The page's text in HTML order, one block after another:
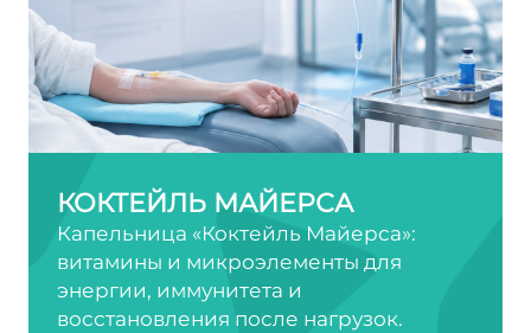
КОКТЕЙЛЬ МАЙЕРСА
Капельница «Коктейль Майерса»:
витамины и микроэлементы для
энергии, иммунитета и
восстановления после нагрузок.